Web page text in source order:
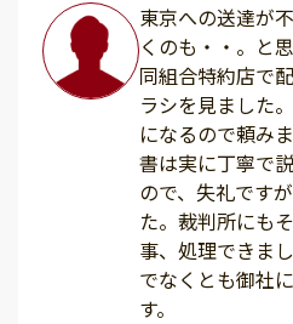
東京への送達が
くのも・・。と
同組合特約店で
ラシを見ました
になるので頼み
書は実に丁寧で
ので、失礼です
た。裁判所にも
事、処理できま
でなくとも御社
す。